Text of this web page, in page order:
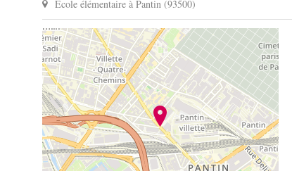
École élémentaire à Pantin (93500)